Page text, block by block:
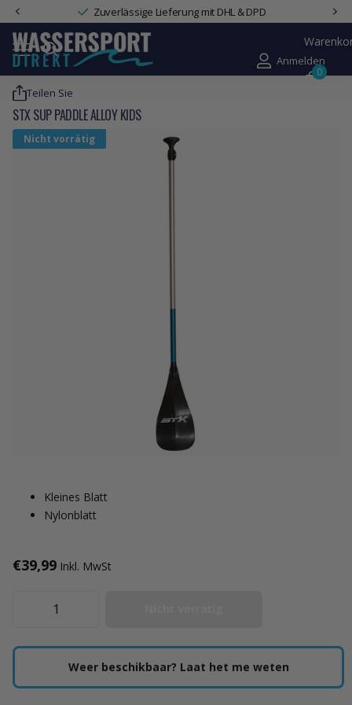
Zuverlässige Lieferung mit DHL & DPD
Anmelden
0
Teilen Sie
STX SUP PADDLE ALLOY KIDS
Nicht vorrätig
Kleines Blatt
Nylonblatt
€39,99 Inkl. MwSt
Weer beschikbaar? Laat het me weten